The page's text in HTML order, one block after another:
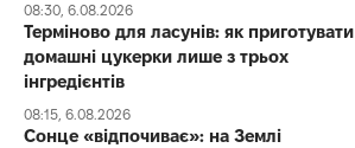
08:30, 6.08.2026
Терміново для ласунів: як приготувати
домашні цукерки лише з трьох
інгредієнтів
08:15, 6.08.2026
Сонце «відпочиває»: на Землі